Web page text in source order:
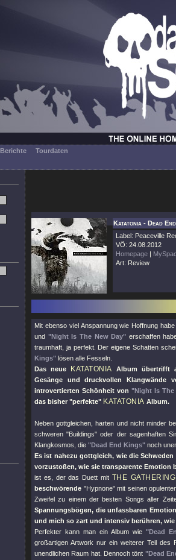
Berichte
Tourdaten
Katatonia - Dead
Label: Peaceville
VÖ: 24.08.2012
Homepage |
Art: Review
Mit ebenso viel Anspannung wie Hoffnung
und "Night Is The New Day" erschaffen
traumhaft, ja perfekt. Der eigene Schatten
Kings" lösen alle Fesseln.
Das neue
KATATONIA Album übertrifft
Gesänge und druckvollen Klangwände
introvertierten Schönheit von "Night Is The
das bisher "perfekte" KATATONIA Album.
Neben gottgleichen, harten und nicht minder
schweren"Buildings" oder der sagenhaften
Klangkosmos, die "Dead End Kings" noch
Es ist nahezu gottgleich, wie die
vorzustoßen, wie sie transparente Emotion
ist es, der das Duett mit THE GATHERING
beschwörende "Hypnone"mit seinen
Zweifel zu einem der besten Songs aller
Spannungsbögen, die unfassbaren
und mich so zart und intensiv berühren, wie
Perfekter kann man ein Album wie "Dead
großartigen Artwork nur ein weiterer Teil
unendlichen Raum hat. Dennoch tönt "Dead